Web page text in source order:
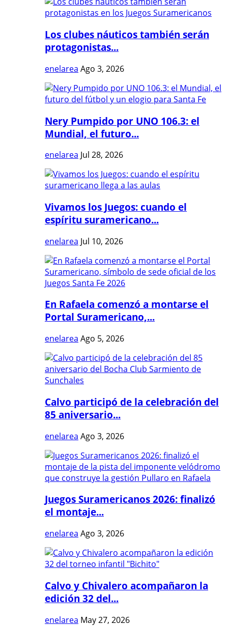
Los clubes náuticos también serán
protagonistas...
enelarea Ago 3, 2026
Nery Pumpido por UNO 106.3: el
Mundial, el futuro...
enelarea Jul 28, 2026
Vivamos los Juegos: cuando el
espíritu suramericano...
enelarea Jul 10, 2026
En Rafaela comenzó a montarse el
Portal Suramericano,...
enelarea Ago 5, 2026
Calvo participó de la celebración del
85 aniversario...
enelarea Ago 3, 2026
Juegos Suramericanos 2026: finalizó
el montaje...
enelarea Ago 3, 2026
Calvo y Chivalero acompañaron la
edición 32 del...
enelarea May 27, 2026